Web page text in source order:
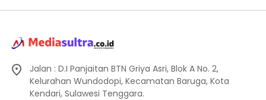
Jalan : D.I Panjaitan BTN Griya Asri, Blok A No. 2,
Kelurahan Wundodopi, Kecamatan Baruga, Kota
Kendari, Sulawesi Tenggara.